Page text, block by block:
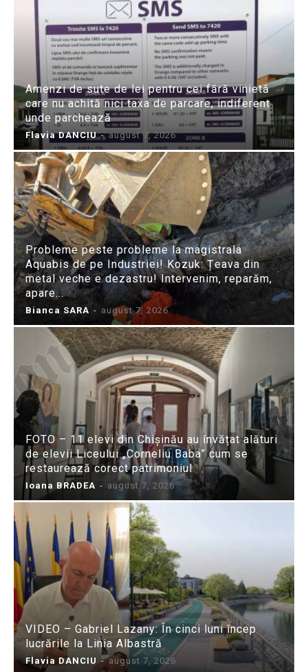
Amenzi de sute de lei pentru cei fără vinietă
care nu achită nici taxa de parcare, indiferent
unde parchează
Flavia DANCIU - august 7, 2026
Probleme peste probleme la magistrala
Aquabis de pe Industriei! Kozuk: Țeava din
metal veche e dezastru! Intervenim, reparăm,
apare...
Bianca SARA - august 7, 2026
FOTO – 11 elevi din Chișinău au învățat alături
de elevii Liceului „Corneliu Baba” cum se
restaurează corect patrimoniul
Ioana BRADEA - august 7, 2026
VIDEO – Gabriel Lazany: În cinci luni încep
lucrările la Linia Albastră
Flavia DANCIU - august 7, 2026